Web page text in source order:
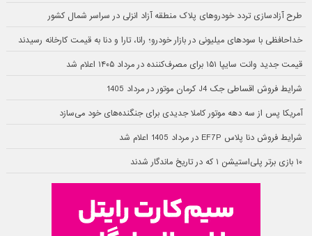
طرح آزادسازی تردد خودروهای پلاک منطقه آزاد انزلی در سراسر شمال کشور
خداحافظی با سودهای میلیونی در بازار خودرو؛ رانا، تارا و دنا به قیمت کارخانه رسیدند
قیمت جدید وانت سایپا ۱۵۱ برای مصرف‌کننده در مرداد ۱۴۰۵ اعلام شد
شرایط فروش اقساطی جک J4 کرمان موتور در مرداد 1405
آمریکا پس از سه دهه موتور کاملا جدیدی برای جنگنده‌های خود می‌سازد
شرایط فروش دنا پلاس EF7P در مرداد 1405 اعلام شد
۱۰ بازی برتر پلی‌استیشن ۱ که در تاریخ ماندگار شدند